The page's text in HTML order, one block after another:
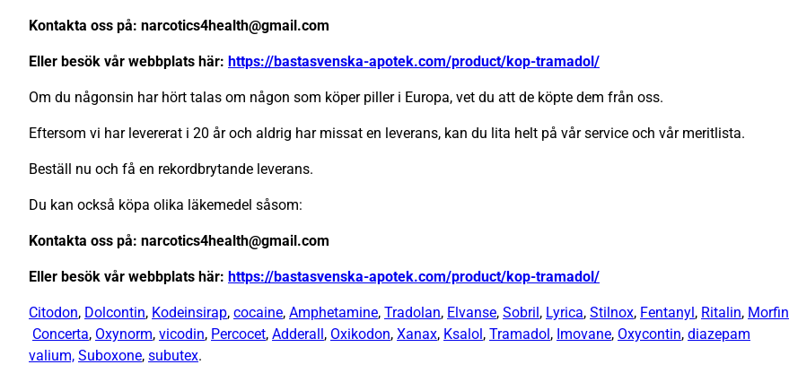
Kontakta oss på: narcotics4health@gmail.com
Eller besök vår webbplats här: https://bastasvenska-apotek.com/product/kop-tramadol/
Om du någonsin har hört talas om någon som köper piller i Europa, vet du att de köpte dem från oss.
Eftersom vi har levererat i 20 år och aldrig har missat en leverans, kan du lita helt på vår service och vår meritlista.
Beställ nu och få en rekordbrytande leverans.
Du kan också köpa olika läkemedel såsom:
Kontakta oss på: narcotics4health@gmail.com
Eller besök vår webbplats här: https://bastasvenska-apotek.com/product/kop-tramadol/
Citodon, Dolcontin, Kodeinsirap, cocaine, Amphetamine, Tradolan, Elvanse, Sobril , Lyrica, Stilnox, Fentanyl , Ritalin, Morfin
Concerta, Oxynorm, vicodin, Percocet, Adderall , Oxikodon, Xanax, Ksalol , Tramadol , Imovane, Oxycontin, diazepam
valium, Suboxone, subutex.